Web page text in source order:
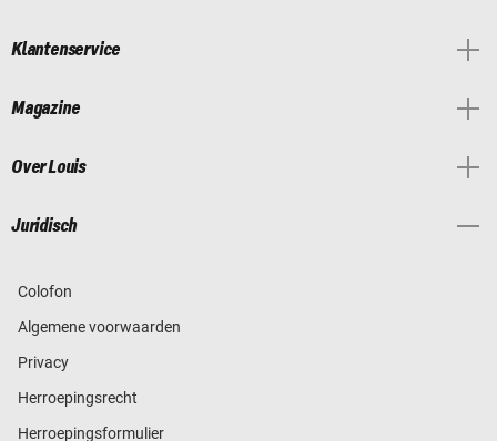
Klantenservice
Magazine
Over Louis
Juridisch
Colofon
Algemene voorwaarden
Privacy
Herroepingsrecht
Herroepingsformulier